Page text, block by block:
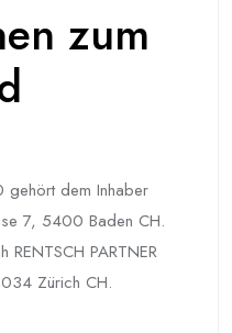
zum
gehört dem Inhaber
7, 5400 Baden CH.
PARTNER
Zürich CH.